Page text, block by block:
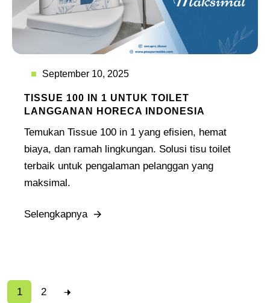
September 10, 2025
TISSUE 100 IN 1 UNTUK TOILET
LANGGANAN HORECA INDONESIA
Temukan Tissue 100 in 1 yang efisien, hemat
biaya, dan ramah lingkungan. Solusi tisu toilet
terbaik untuk pengalaman pelanggan yang
maksimal.
Selengkapnya
1 2